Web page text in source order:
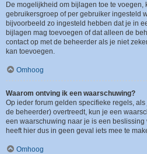
De mogelijkheid om bijlagen toe te voegen,
gebruikersgroep of per gebruiker ingesteld
bijvoorbeeld zo ingesteld hebben dat je in
bijlagen mag toevoegen of dat alleen de
contact op met de beheerder als je niet
kan toevoegen.
Omhoog
Waarom ontving ik een waarschuwing?
Op ieder forum gelden specifieke regels,
de beheerder) overtreedt, kun je een
een waarschuwing naar je is een beslissing
heeft hier dus in geen geval iets mee te
Omhoog